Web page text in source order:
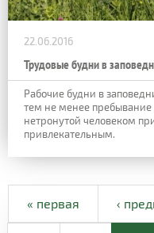
22.06.2016
Трудовые будни в
Рабочие будни в
тем не менее
нетронутой человеком
привлекательным.
« первая ‹